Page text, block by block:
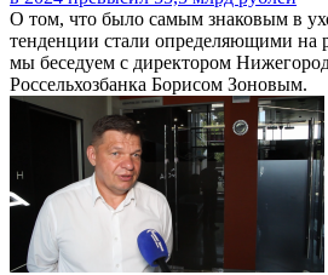
О том, что было самым знаковым в
тенденции стали определяющими на
мы беседуем с директором
Россельхозбанка Борисом Зоновым.